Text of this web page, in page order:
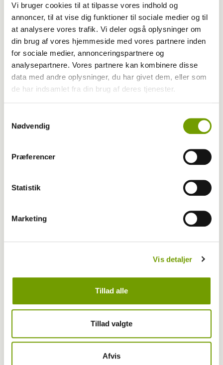
Vi bruger cookies til at tilpasse vores indhold og
annoncer, til at vise dig funktioner til sociale medier og til
at analysere vores trafik. Vi deler også oplysninger om
din brug af vores hjemmeside med vores partnere inden
for sociale medier, annonceringspartnere og
analysepartnere. Vores partnere kan kombinere disse
data med andre oplysninger, du har givet dem, eller som
de har indsamlet fra din brug af deres tjenester.
Nødvendig
Præferencer
Statistik
Marketing
Vis detaljer
Tillad alle
Tillad valgte
Afvis
Lydighed
Havaneser debuterede i lydighedsklasse 3